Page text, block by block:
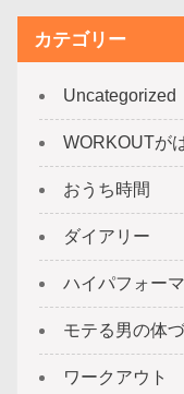
カテゴリー
Uncategorized
WORKOUTが
おうち時間
ダイアリー
ハイパフォー
モテる男の体
ワークアウト